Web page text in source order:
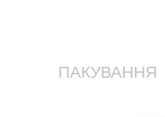
ПАКУВАННЯ